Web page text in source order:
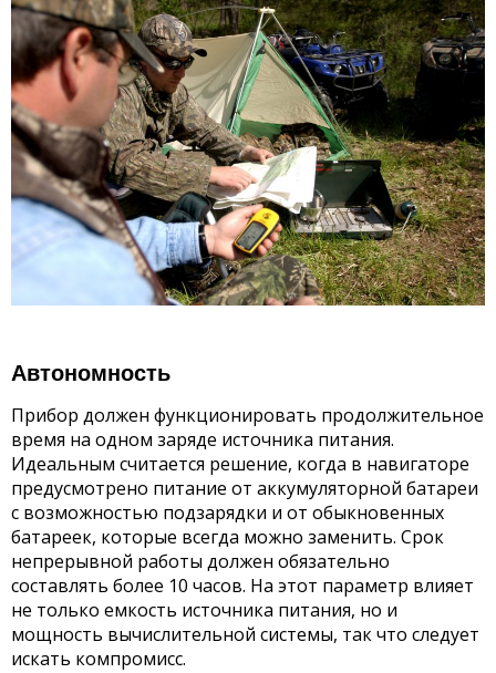
Автономность
Прибор должен функционировать продолжительное
время на одном заряде источника питания.
Идеальным считается решение, когда в навигаторе
предусмотрено питание от аккумуляторной батареи
с возможностью подзарядки и от обыкновенных
батареек, которые всегда можно заменить. Срок
непрерывной работы должен обязательно
составлять более 10 часов. На этот параметр влияет
не только емкость источника питания, но и
мощность вычислительной системы, так что следует
искать компромисс.